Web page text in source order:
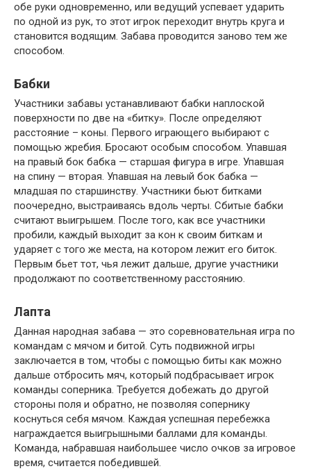
обе руки одновременно, или ведущий успевает ударить
по одной из рук, то этот игрок переходит внутрь круга и
становится водящим. Забава проводится заново тем же
способом.
Бабки
Участники забавы устанавливают бабки наплоской
поверхности по две на «битку». После определяют
расстояние – коны. Первого играющего выбирают с
помощью жребия. Бросают особым способом. Упавшая
на правый бок бабка — старшая фигура в игре. Упавшая
на спину — вторая. Упавшая на левый бок бабка —
младшая по старшинству. Участники бьют битками
поочередно, выстраиваясь вдоль черты. Сбитые бабки
считают выигрышем. После того, как все участники
пробили, каждый выходит за кон к своим биткам и
ударяет с того же места, на котором лежит его биток.
Первым бьет тот, чья лежит дальше, другие участники
продолжают по соответственному расстоянию.
Лапта
Данная народная забава — это соревновательная игра по
командам с мячом и битой. Суть подвижной игры
заключается в том, чтобы с помощью биты как можно
дальше отбросить мяч, который подбрасывает игрок
команды соперника. Требуется добежать до другой
стороны поля и обратно, не позволяя сопернику
коснуться себя мячом. Каждая успешная перебежка
награждается выигрышными баллами для команды.
Команда, набравшая наибольшее число очков за игровое
время, считается победившей.